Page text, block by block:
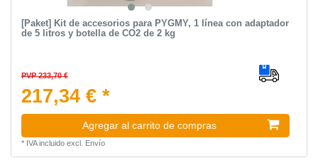
[Paket] Kit de accesorios para PYGMY, 1 línea con adaptador
de 5 litros y botella de CO2 de 2 kg
PVP 233,70 €
217,34 € *
Agregar al carrito de compras
* IVA incluidoexcl. Envío